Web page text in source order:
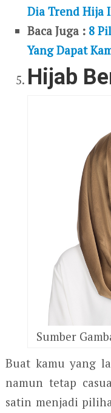
Dia Trend Hija
Baca Juga : 8
Yang Dapat
Hijab
Sumber
Buat kamu yang
namun tetap
satin menjadi